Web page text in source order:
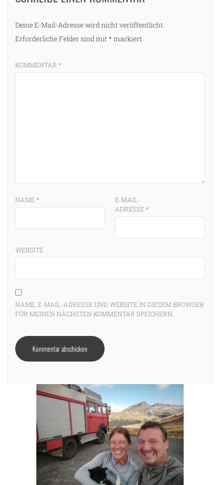
Deine E-Mail-Adresse wird nicht veröffentlicht.
Erforderliche Felder sind mit * markiert
KOMMENTAR *
NAME*
E-MAIL-
ADRESSE*
WEBSITE
NAME, E-MAIL-ADRESSE UND WEBSITE IN DIESEM BROWSER
FÜR MEINEN NÄCHSTEN KOMMENTAR SPEICHERN.